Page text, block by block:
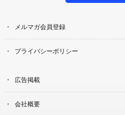
メルマガ会員登録
プライバシーポリシー
広告掲載
会社概要